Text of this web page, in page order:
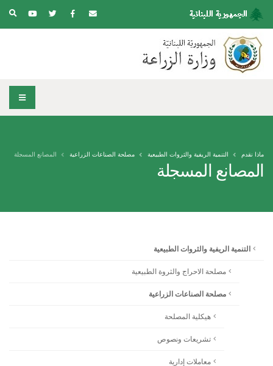
المصانع المسجلة
ماذا نقدم التنمية الريفية والثروات الطبيعية مصلحة الصناعات الزراعية المصانع المسجلة
التنمية الريفية والثروات الطبيعية
مصلحة الاحراج والثروة الطبيعية
مصلحة الصناعات الزراعية
هيكلية المصلحة
تشريعات ونصوص
معاملات إدارية